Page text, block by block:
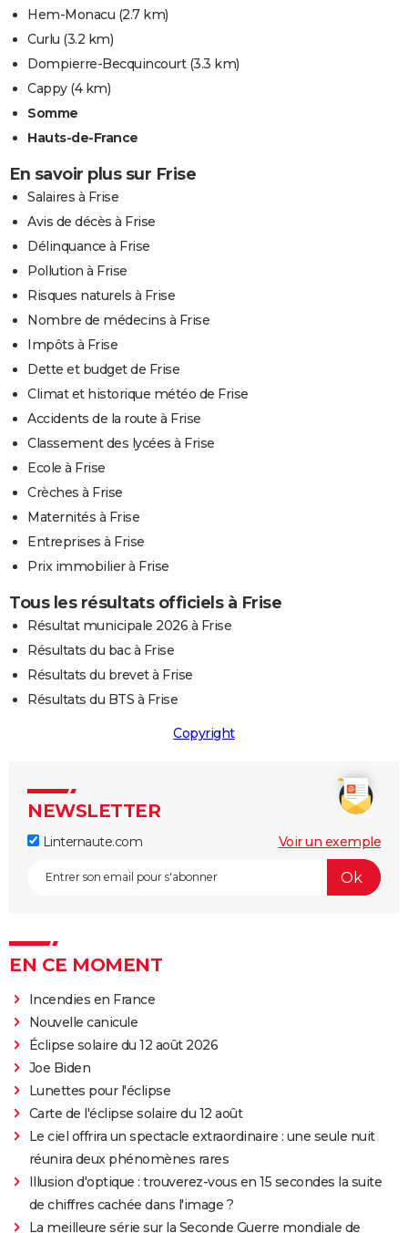
Hem-Monacu (2.7 km)
Curlu (3.2 km)
Dompierre-Becquincourt(3.3 km)
Cappy(4 km)
Somme
Hauts-de-France
En savoir plus sur Frise
Salaires à Frise
Avis de décès à Frise
Délinquance à Frise
Pollution à Frise
Risques naturels à Frise
Nombre de médecins à Frise
Impôts à Frise
Dette et budget de Frise
Climat et historique météo de Frise
Accidents de la route à Frise
Classement des lycées à Frise
Ecole à Frise
Crèches à Frise
Maternités à Frise
Entreprises à Frise
Prix immobilier à Frise
Tous les résultats officiels à Frise
Résultat municipale 2026 à Frise
Résultats du bac à Frise
Résultats du brevet à Frise
Résultats du BTS à Frise
Copyright
NEWSLETTER
Linternaute.com Voir un exemple
EN CE MOMENT
Incendies en France
Nouvelle canicule
Éclipse solaire du 12 août 2026
Joe Biden
Lunettes pour l'éclipse
Carte de l'éclipse solaire du 12 août
Le ciel offrira un spectacle extraordinaire : une seule nuit
réunira deux phénomènes rares
Illusion d'optique : trouverez-vous en 15 secondes la suite
de chiffres cachée dans l'image ?
La meilleure série sur la Seconde Guerre mondiale de